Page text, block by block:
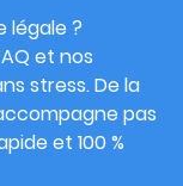
légale ?
et nos
stress. De la
pas
et 100 %